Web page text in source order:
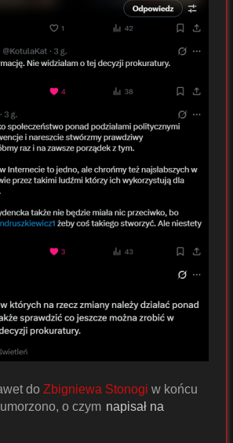
do Zbigniewa Stonogi w końcu
o czym napisał na